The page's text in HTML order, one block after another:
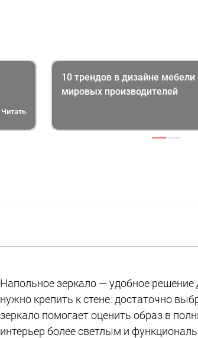
Читать
10 трендов в дизайне
мировых производителей
Напольное зеркало — удобное
нужно крепить к стене: достаточно
зеркало помогает оценить образ в
интерьер более светлым и